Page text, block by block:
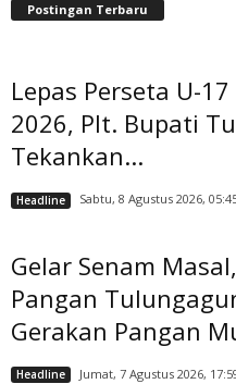
Postingan Terbaru
Lepas Perseta U-
2026, Plt. Bupati
Tekankan...
Headline Sabtu, 8 Agustus 2026,
Gelar Senam
Pangan
Gerakan Pangan
Headline Jumat, 7 Agustus 2026,